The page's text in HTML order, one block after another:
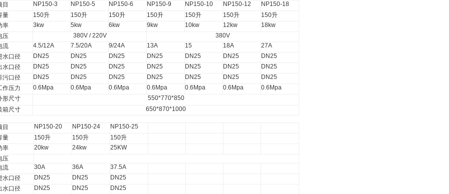
目
NP150-3 NP150-5 NP150-6 NP150-9 NP150-10 NP150-12
NP150-18
量
150升 150升 150升 150升 150升 150升 150升
率
3kw 5kw 6kw 9kw 10kw 12kw
18kw
压
380V / 220V
380V
流
4.5/12A 7.5/20A 9/24A 13A 15 18A
27A
水口径
DN25 DN25 DN25 DN25 DN25 DN25
DN25
水口径
DN25 DN25 DN25 DN25 DN25 DN25
DN25
污口径
DN25 DN25 DN25 DN25 DN25 DN25
DN25
作压力
0.6Mpa 0.6Mpa 0.6Mpa 0.6Mpa 0.6Mpa 0.6Mpa
0.6Mpa
形尺寸
550*770*850
箱尺寸
650*870*1000
目 NP150-20 NP150-24
NP150-25
量
150升 150升 150升
率
20kw 24kw
25KW
压
流
30A 36A
37.5A
水口径
DN25 DN25
DN25
水口径
DN25 DN25
DN25